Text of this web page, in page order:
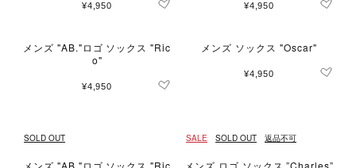
¥4,950 ¥4,950
メンズ "AB."ロゴ ソックス "Ric
o"
¥4,950
メンズ ソックス "Oscar"
¥4,950
SOLD OUT
メンズ "AB."ロゴ ソックス "Ric
SALE SOLD OUT 返品不可
メンズ ロゴ ソックス ”Charles”